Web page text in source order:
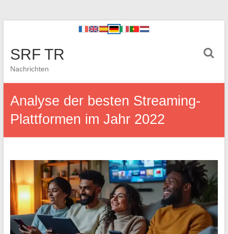
SRF TR
Nachrichten
Analyse der besten Streaming-
Plattformen im Jahr 2022